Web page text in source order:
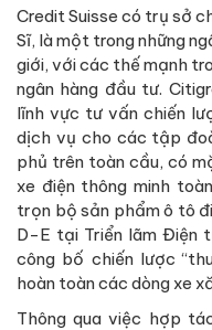
Credit Suisse có trụ sở
Sĩ, là một trong những
giới, với các thế mạnh
ngân hàng đầu tư.
lĩnh vực tư vấn chiến
dịch vụ cho các tập
phủ trên toàn cầu, có
xe điện thông minh
trọn bộ sản phẩm ô tô
D-E tại Triển lãm Điện
công bố chiến lược
hoàn toàn các dòng xe
Thông qua việc hợp